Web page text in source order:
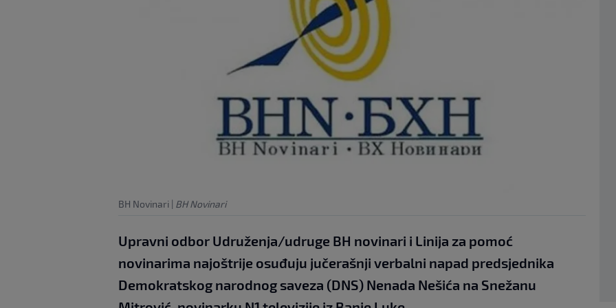
BH Novinari | BH Novinari
Upravni odbor Udruženja/udruge BH novinari i Linija za pomoć
novinarima najoštrije osuđuju jučerašnji verbalni napad predsjednika
Demokratskog narodnog saveza (DNS) Nenada Nešića na Snežanu